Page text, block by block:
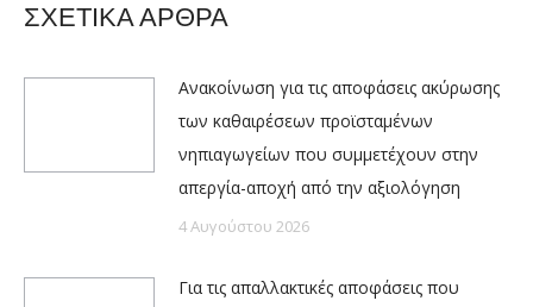
ΣΧΕΤΙΚΑ ΑΡΘΡΑ
Ανακοίνωση για τις αποφάσεις ακύρωσης
των καθαιρέσεων προϊσταμένων
νηπιαγωγείων που συμμετέχουν στην
απεργία-αποχή από την αξιολόγηση
4 Αυγούστου 2026
Για τις απαλλακτικές αποφάσεις που